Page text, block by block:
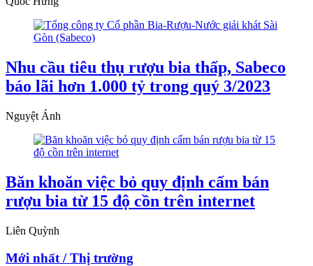
Nhu cầu tiêu thụ rượu bia thấp, Sabeco
báo lãi hơn 1.000 tỷ trong quý 3/2023
Nguyệt Ánh
Băn khoăn việc bỏ quy định cấm bán
rượu bia từ 15 độ cồn trên internet
Liên Quỳnh
Mới nhất / Thị trường